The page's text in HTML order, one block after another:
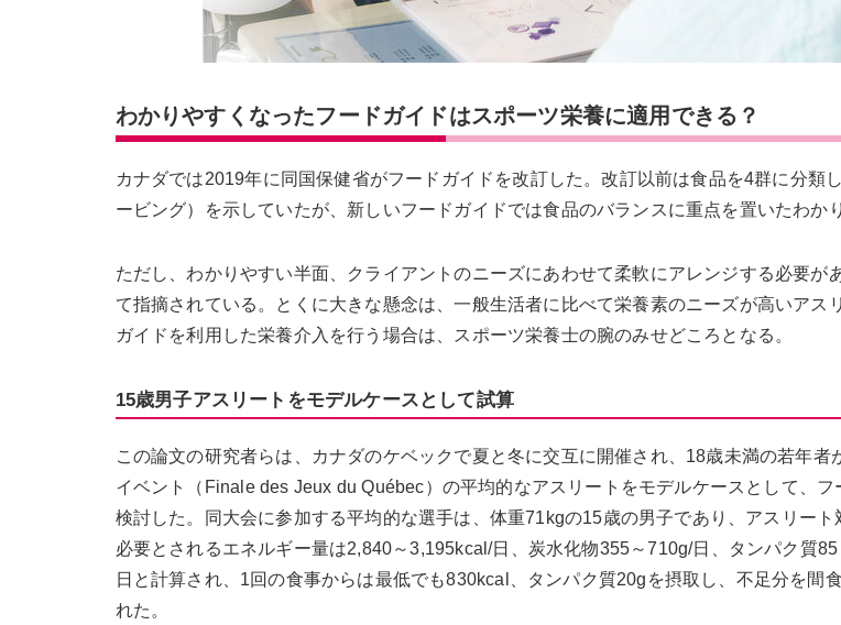
わかりやすくなったフードガイドはスポーツ栄養に適用できる？
カナダでは2019年に同国保健省がフードガイドを改訂した。改訂以前は食品を4群に分類
ービング）を示していたが、新しいフードガイドでは食品のバランスに重点を置いたわか
ただし、わかりやすい半面、クライアントのニーズにあわせて柔軟にアレンジする必要が
て指摘されている。とくに大きな懸念は、一般生活者に比べて栄養素のニーズが高いアス
ガイドを利用した栄養介入を行う場合は、スポーツ栄養士の腕のみせどころとなる。
15歳男子アスリートをモデルケースとして試算
この論文の研究者らは、カナダのケベックで夏と冬に交互に開催され、18歳未満の若年者
イベント（Finale des Jeux du Québec）の平均的なアスリートをモデルケースとして、フ
検討した。同大会に参加する平均的な選手は、体重71kgの15歳の男子であり、アスリート
必要とされるエネルギー量は2,840～3,195kcal/日、炭水化物355～710g/日、タンパク質
日と計算され、1回の食事からは最低でも830kcal、タンパク質20gを摂取し、不足分を間
れた。